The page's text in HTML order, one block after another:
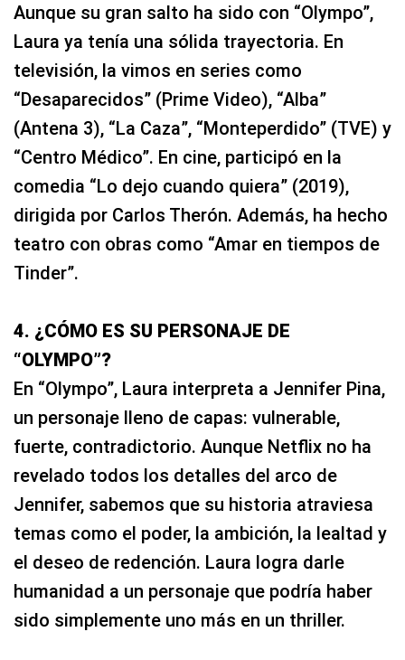
Aunque su gran salto ha sido con “Olympo”,
Laura ya tenía una sólida trayectoria. En
televisión, la vimos en series como
“Desaparecidos” (Prime Video), “Alba”
(Antena 3), “La Caza”, “Monteperdido” (TVE) y
“Centro Médico”. En cine, participó en la
comedia “Lo dejo cuando quiera” (2019),
dirigida por Carlos Therón. Además, ha hecho
teatro con obras como “Amar en tiempos de
Tinder”.
4. ¿CÓMO ES SU PERSONAJE DE
“OLYMPO”?
En “Olympo”, Laura interpreta a Jennifer Pina,
un personaje lleno de capas: vulnerable,
fuerte, contradictorio. Aunque Netflix no ha
revelado todos los detalles del arco de
Jennifer, sabemos que su historia atraviesa
temas como el poder, la ambición, la lealtad y
el deseo de redención. Laura logra darle
humanidad a un personaje que podría haber
sido simplemente uno más en un thriller.